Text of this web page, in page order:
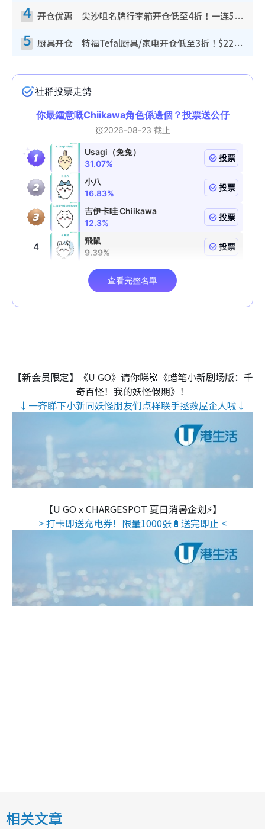
4 开仓优惠｜尖沙咀名牌行李箱开仓低至4折！一连5日 American Tourister/ace./Hallmark $200起
5 厨具开仓｜特福Tefal厨具/家电开仓低至3折！$220起买平底锅/炒锅/汤锅！电饭煲/吸尘器/挂烫机$418起
【新会员限定】《U GO》请你睇👹《蜡笔小新剧场版：千
奇百怪！我的妖怪假期》！
↓一齐睇下小新同妖怪朋友们点样联手拯救屋企人啦↓
【U GO x CHARGESPOT 夏日消暑企划⚡】
> 打卡即送充电券！限量1000张🔋送完即止 <
相关文章